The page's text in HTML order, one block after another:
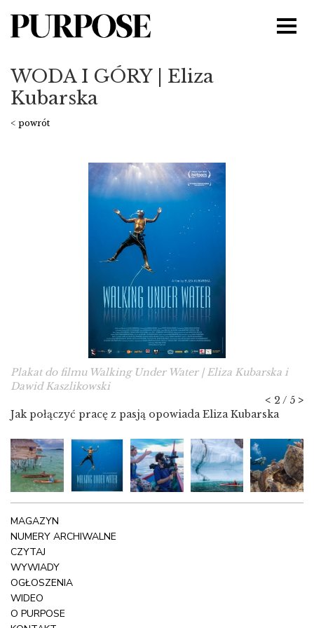
WODA I GÓRY | Eliza
Kubarska
< powrót
Plakat do filmu Walking Under Water | Eliza Kubarska i
Dawid Kaszlikowski
< 2 / 5 >
Jak połączyć pracę z pasją opowiada Eliza Kubarska
MAGAZYN
NUMERY ARCHIWALNE
CZYTAJ
WYWIADY
OGŁOSZENIA
WIDEO
O PURPOSE